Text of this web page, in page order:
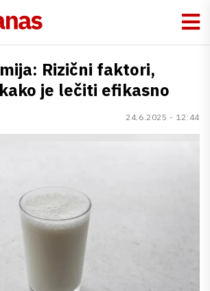
Rizični faktori,
je lečiti efikasno
24.6.2025 - 12:44